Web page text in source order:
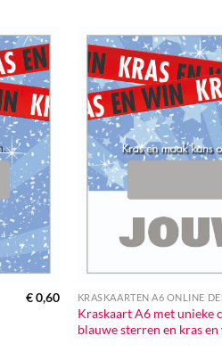
€0,60 KRASKAARTEN A6 ONLINE
Kraskaart A6 met unieke
blauwe sterren en kras